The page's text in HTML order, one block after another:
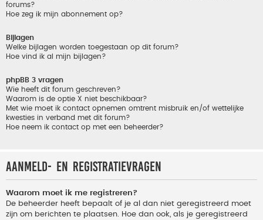
forums?
Hoe zeg ik mijn abonnement op?
Bijlagen
Welke bijlagen worden toegestaan op dit forum?
Hoe vind ik al mijn bijlagen?
phpBB 3 vragen
Wie heeft dit forum geschreven?
Waarom is de optie X niet beschikbaar?
Met wie moet ik contact opnemen omtrent misbruik en/of wettelijke
kwesties in verband met dit forum?
Hoe neem ik contact op met een beheerder?
Aanmeld- en registratievragen
Waarom moet ik me registreren?
De beheerder heeft bepaalt of je al dan niet geregistreerd moet
zijn om berichten te plaatsen. Hoe dan ook, als je geregistreerd